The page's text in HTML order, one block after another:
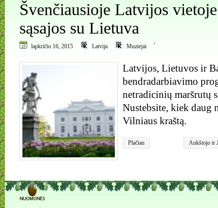
Švenčiausioje Latvijos
sąsajos su Lietuva
lapkričio 16, 2015 Latvija
,
Muziejai
Latvijos, Lietuvos ir
bendradarbiavimo
netradicinių maršrutų
Nustebsite, kiek daug
Vilniaus kraštą.
Plačiau
Aukštojo ir
0